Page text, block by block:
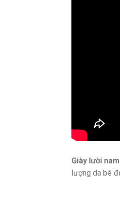
Giày lười
lượng da bê